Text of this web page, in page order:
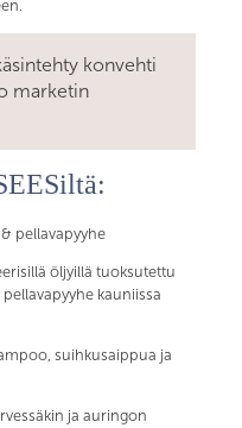
konvehti
marketin
pellavapyyhe
öljyillä tuoksutettu
kauniissa
suihkusaippua ja
ja auringon